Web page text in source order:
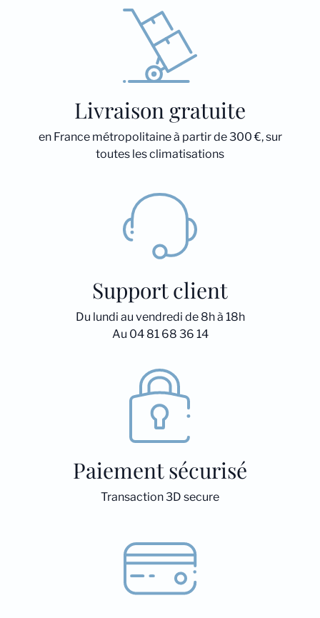
Livraison gratuite
en France métropolitaine à partir de 300 €, sur
toutes les climatisations
Support client
Du lundi au vendredi de 8h à 18h
Au 04 81 68 36 14
Paiement sécurisé
Transaction 3D secure